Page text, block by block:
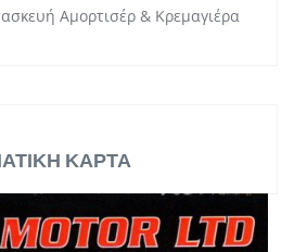
Αμορτισέρ & Κρεμαγιέρα
ΚΑΡΤΑ